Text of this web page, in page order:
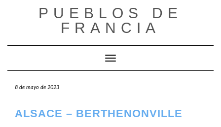
PUEBLOS DE
FRANCIA
Cambiar modo de navegación
8 de mayo de 2023
ALSACE – BERTHENONVILLE